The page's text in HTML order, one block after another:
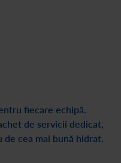
fiecare echipă.
de servicii dedicat,
cea mai bună hidrat.